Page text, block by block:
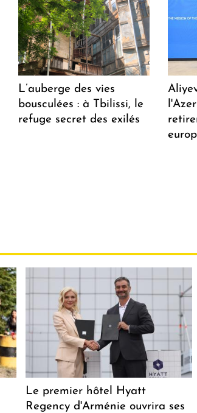
L’auberge des vies
bousculées : à Tbilissi, le
refuge secret des exilés
Le premier hôtel Hyatt
Regency d'Arménie ouvrira ses